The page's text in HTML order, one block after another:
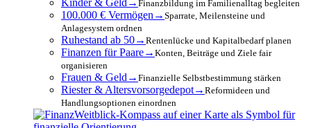
Kinder & Geld → Finanzbildung im Familienalltag begleiten
100.000 € Vermögen → Sparrate, Meilensteine und
Anlagesystem ordnen
Ruhestand ab 50→ Rentenlücke und Kapitalbedarf planen
Finanzen für Paare→ Konten, Beiträge und Ziele fair
organisieren
Frauen & Geld → Finanzielle Selbstbestimmung stärken
Riester & Altersvorsorgedepot→ Reformideen und
Handlungsoptionen einordnen